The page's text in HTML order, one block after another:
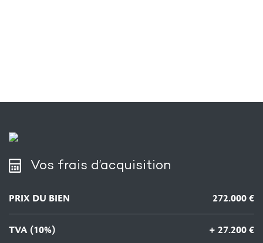
Vos frais d’acquisition
PRIX DU BIEN 272.000 €
TVA (10%) + 27.200 €